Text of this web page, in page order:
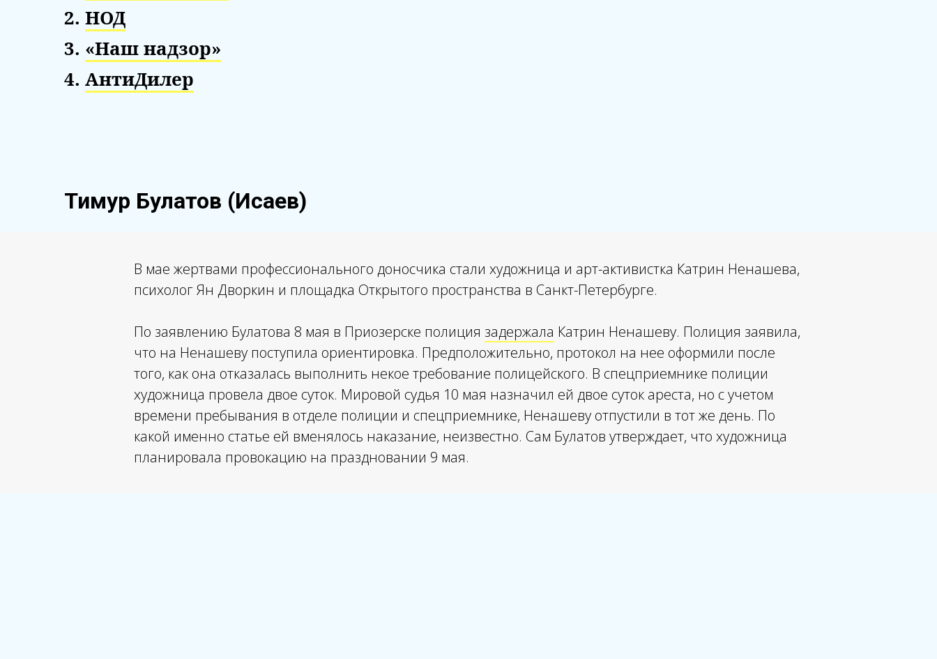
2. НОД
3. «Наш надзор»
4. АнтиДилер
Тимур Булатов (Исаев)
В мае жертвами профессионального доносчика стали художница и арт-активистка Катрин Ненашева,
психолог Ян Дворкин и площадка Открытого пространства в Санкт-Петербурге.
По заявлению Булатова 8 мая в Приозерске полиция задержала Катрин Ненашеву. Полиция заявила,
что на Ненашеву поступила ориентировка. Предположительно, протокол на нее оформили после
того, как она отказалась выполнить некое требование полицейского. В спецприемнике полиции
художница провела двое суток. Мировой судья 10 мая назначил ей двое суток ареста, но с учетом
времени пребывания в отделе полиции и спецприемнике, Ненашеву отпустили в тот же день. По
какой именно статье ей вменялось наказание, неизвестно. Сам Булатов утверждает, что художница
планировала провокацию на праздновании 9 мая.